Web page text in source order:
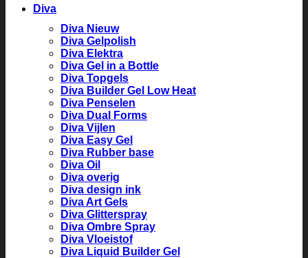
Diva
Diva Nieuw
Diva Gelpolish
Diva Elektra
Diva Gel in a Bottle
Diva Topgels
Diva Builder Gel Low Heat
Diva Penselen
Diva Dual Forms
Diva Vijlen
Diva Easy Gel
Diva Rubber base
Diva Oil
Diva overig
Diva design ink
Diva Art Gels
Diva Glitterspray
Diva Ombre Spray
Diva Vloeistof
Diva Liquid Builder Gel